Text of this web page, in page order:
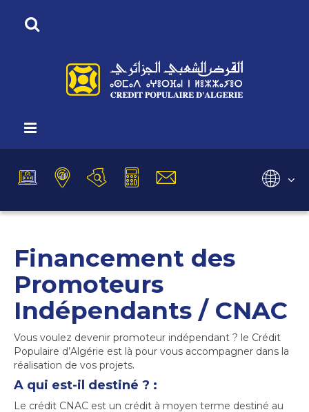
Vous êtes ici :
Crédit CNAC
Financement des
Promoteurs
Indépendants / CNAC
Vous voulez devenir promoteur indépendant ? le Crédit
Populaire d’Algérie est là pour vous accompagner dans la
réalisation de vos projets.
A qui est-il destiné ? :
Le crédit CNAC est un crédit à moyen terme destiné au